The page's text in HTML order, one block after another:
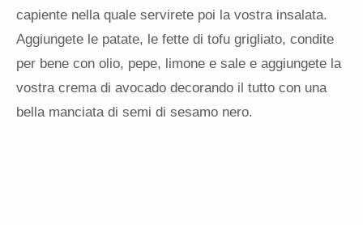
capiente nella quale servirete poi la vostra insalata.
Aggiungete le patate, le fette di tofu grigliato, condite
per bene con olio, pepe, limone e sale e aggiungete la
vostra crema di avocado decorando il tutto con una
bella manciata di semi di sesamo nero.